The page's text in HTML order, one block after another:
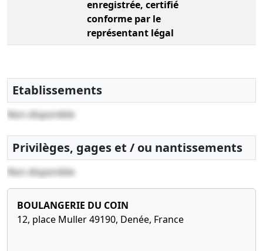
enregistrée, certifié
conforme par le
représentant légal
Etablissements
Non disponible
Privilèges, gages et / ou nantissements
Non disponible
BOULANGERIE DU COIN
12, place Muller 49190, Denée, France